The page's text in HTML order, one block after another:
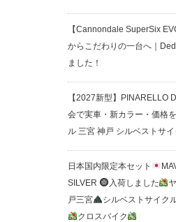
【Cannondale SuperSix
からこだわりの一台へ｜
ました！
【2027新型】PINARELLO
会で実車・新カラー・価格
ル 三宮 神戸 シルベストサ
日本国内限定本セット
SILVER
入荷しました
戸三宮
シルベストサイク
クロスバイク